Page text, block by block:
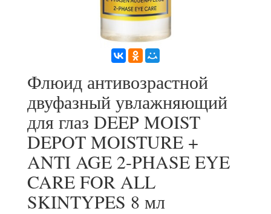
Флюид антивозрастной
двуфазный увлажняющий
для глаз DEEP MOIST
DEPOT MOISTURE +
ANTI AGE 2-PHASE EYE
CARE FOR ALL
SKINTYPES 8 мл